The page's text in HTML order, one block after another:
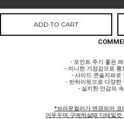
ADD TO CART
- 포인트 주기 좋은
- 미니한 기장감으로 롱
- 사이드 콘솔지퍼로
- 반하이핏으로 다양한
- 실키한 안감의
*브라운컬러가 변경되어 코
어두우며 구매하실때 디테일